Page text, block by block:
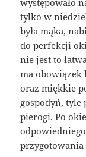
występowało
tylko w
była mąka,
do perfekcji
nie jest to
ma obowiązek
oraz miękkie
gospodyń, tyle
pierogi. Po
przygotowania